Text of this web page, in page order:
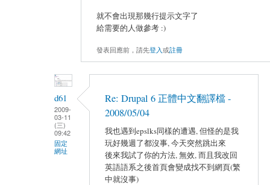
就不會出現那幾行提示文字了
給需要的人做參考 :)
發表回應前，請先登入或註冊
d61
2009-
03-11
(三)
09:42
固定
網址
Re: Drupal 6 正體中文翻譯檔 -
2008/05/04
我也遇到epslks同樣的遭遇, 但怪的是我
玩好幾週了都沒事, 今天突然跳出來
後來我試了你的方法, 無效, 而且我改回
英語語系之後首頁會變成找不到網頁(繁
中就沒事)